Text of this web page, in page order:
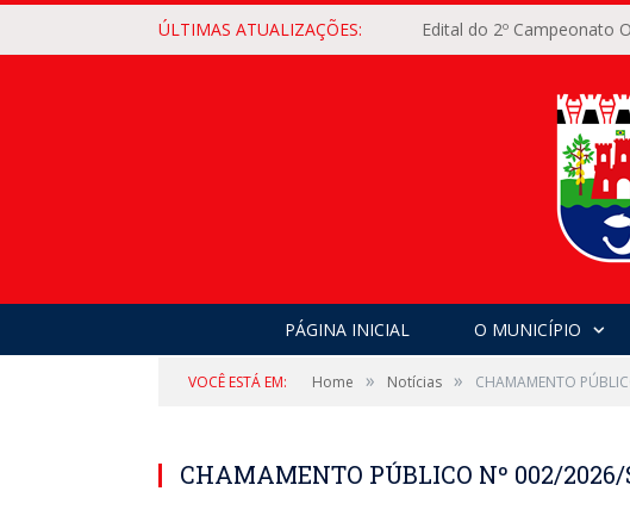
ÚLTIMAS ATUALIZAÇÕES: Edital do 2º Campeonato
PÁGINA INICIAL O MUNICÍPIO
VOCÊ ESTÁ EM: Home » Notícias » CHAMAMENTO
CHAMAMENTO PÚBLICO Nº 002/